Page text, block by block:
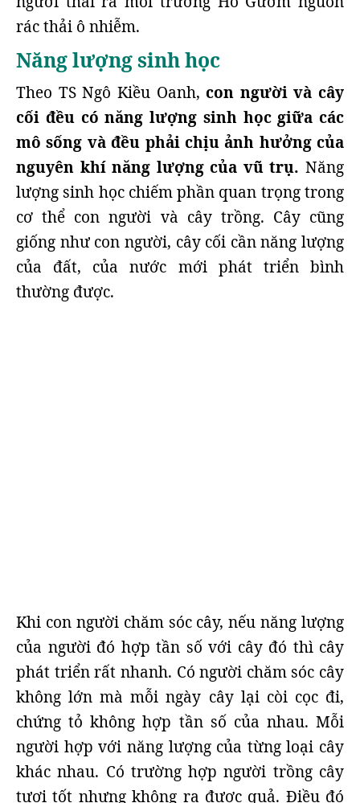
rác thải ô nhiễm.
Năng lượng sinh học
Theo TS Ngô Kiều Oanh, con người và cây
cối đều có năng lượng sinh học giữa các
mô sống và đều phải chịu ảnh hưởng của
nguyên khí năng lượng của vũ trụ. Năng
lượng sinh học chiếm phần quan trọng trong
cơ thể con người và cây trồng. Cây cũng
giống như con người, cây cối cần năng lượng
của đất, của nước mới phát triển bình
thường được.
Khi con người chăm sóc cây, nếu năng lượng
của người đó hợp tần số với cây đó thì cây
phát triển rất nhanh. Có người chăm sóc cây
không lớn mà mỗi ngày cây lại còi cọc đi,
chứng tỏ không hợp tần số của nhau. Mỗi
người hợp với năng lượng của từng loại cây
khác nhau. Có trường hợp người trồng cây
tươi tốt nhưng không ra được quả. Điều đó